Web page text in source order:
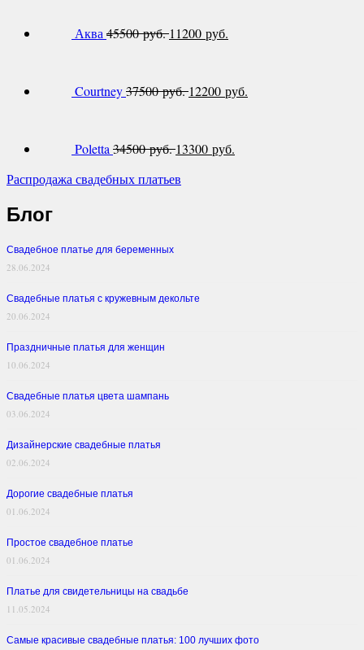
Аква 45500 руб. 11200 руб.
Courtney37500 руб. 12200 руб.
Poletta 34500 руб. 13300 руб.
Распродажа свадебных платьев
Блог
Свадебное платье для беременных
28.06.2024
Свадебные платья с кружевным декольте
20.06.2024
Праздничные платья для женщин
10.06.2024
Свадебные платья цвета шампань
03.06.2024
Дизайнерские свадебные платья
02.06.2024
Дорогие свадебные платья
01.06.2024
Простое свадебное платье
01.06.2024
Платье для свидетельницы на свадьбе
11.05.2024
Самые красивые свадебные платья: 100 лучших фото